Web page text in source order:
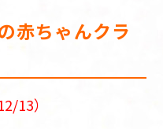
赤ちゃんクラ
13）